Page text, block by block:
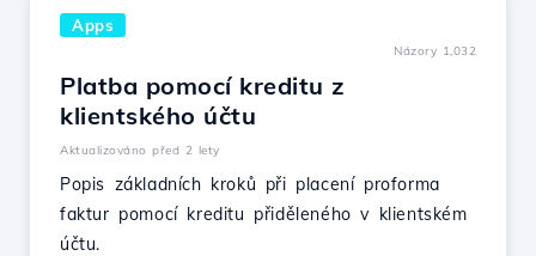
Apps
Názory 1,032
Platba pomocí kreditu z
klientského účtu
Aktualizováno před 2 lety
Popis základních kroků při placení proforma
faktur pomocí kreditu přiděleného v klientském
účtu.